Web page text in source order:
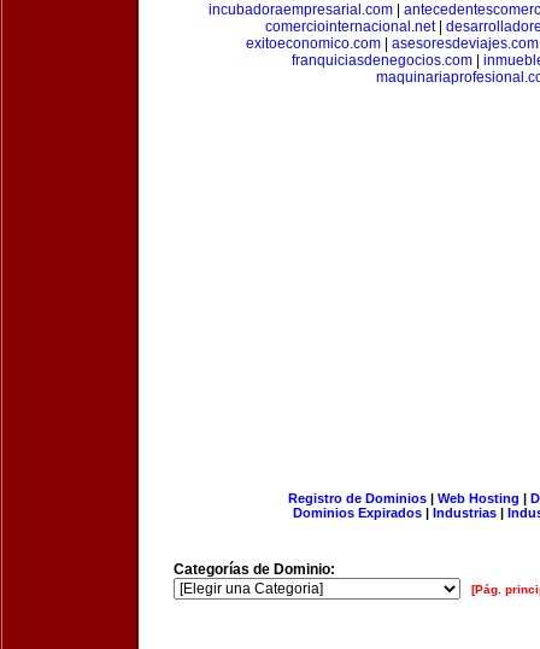
incubadoraempresarial.com
comerciointernacional.net|
exitoeconomico.com| asesoresdeviajes.com
franquiciasdenegocios.com|
Registro de Dominios| Web Hosting |
Dominios Expirados | Industrias |
Categorías de Dominio:
[Pág.